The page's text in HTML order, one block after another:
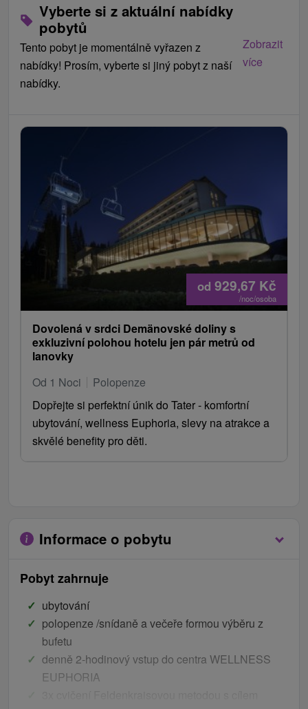
Vyberte si z aktuální nabídky
pobytů
Tento pobyt je momentálně vyřazen z
nabídky! Prosím, vyberte si jiný pobyt z naší
nabídky.
Zobrazit
více
od 929,67 Kč
/noc/osoba
Dovolená v srdci Demänovské doliny s
exkluzivní polohou hotelu jen pár metrů od
lanovky
Od 1 Noci
Polopenze
Dopřejte si perfektní únik do Tater - komfortní
ubytování, wellness Euphoria, slevy na atrakce a
skvělé benefity pro děti.
Informace o pobytu
Pobyt zahrnuje
ubytování
polopenze /snídaně a večeře formou výběru z
bufetu
denně 2-hodinový vstup do centra WELLNESS
EUPHORIA